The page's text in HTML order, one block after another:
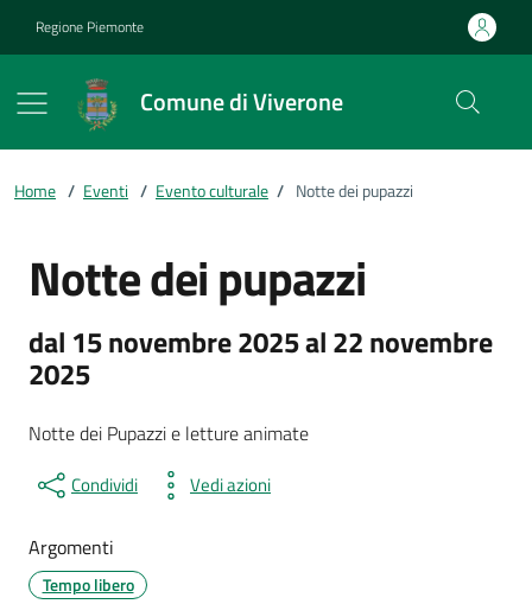
Regione Piemonte
Comune di Viverone
Home / Eventi / Evento culturale / Notte dei pupazzi
Notte dei pupazzi
dal 15 novembre 2025 al 22 novembre
2025
Notte dei Pupazzi e letture animate
Condividi Vedi azioni
Argomenti
Tempo libero